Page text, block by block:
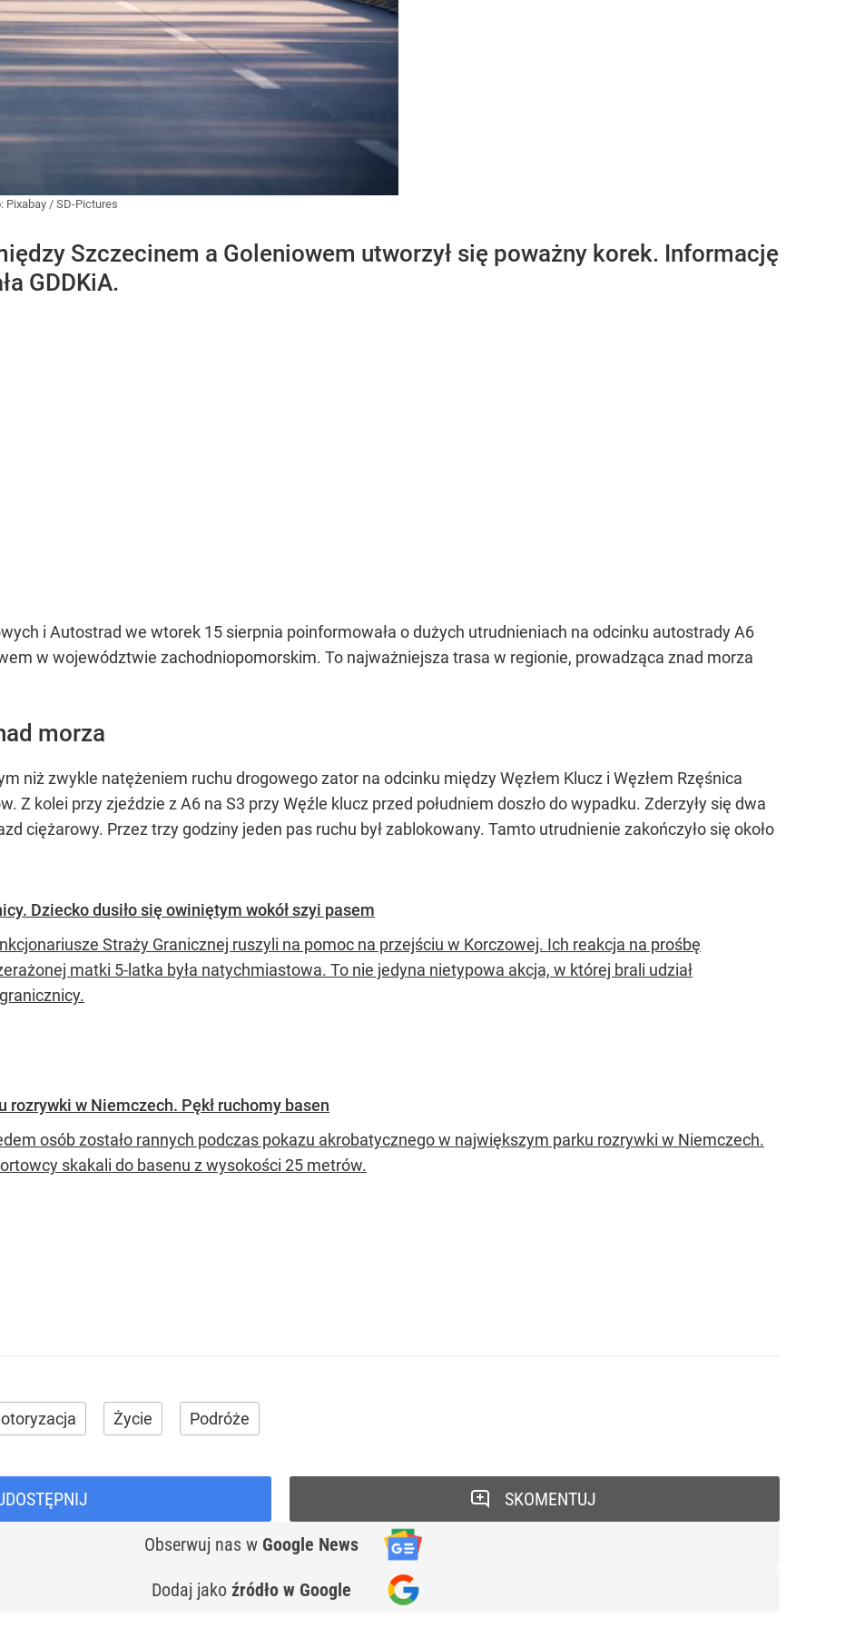
Pixabay / SD-Pictures
Szczecinem a Goleniowem utworzył się poważny korek. Informację
GDDKiA.
i Autostrad we wtorek 15 sierpnia poinformowała o dużych utrudnieniach na odcinku autostrady A6
w województwie zachodniopomorskim. To najważniejsza trasa w regionie, prowadząca znad morza
morza
niż zwykle natężeniem ruchu drogowego zator na odcinku między Węzłem Klucz i Węzłem Rzęśnica
Z kolei przy zjeździe z A6 na S3 przy Węźle klucz przed południem doszło do wypadku. Zderzyły się dwa
ciężarowy. Przez trzy godziny jeden pas ruchu był zablokowany. Tamto utrudnienie zakończyło się około
Dziecko dusiło się owiniętym wokół szyi pasem
Straży Granicznej ruszyli na pomoc na przejściu w Korczowej. Ich reakcja na prośbę
matki 5-latka była natychmiastowa. To nie jedyna nietypowa akcja, w której brali udział
rozrywki w Niemczech. Pękł ruchomy basen
osób zostało rannych podczas pokazu akrobatycznego w największym parku rozrywki w Niemczech.
skakali do basenu z wysokości 25 metrów.
Życie Podróże
Obserwuj nas w Google News
Dodaj jako źródło w Google
SKOMENTUJ